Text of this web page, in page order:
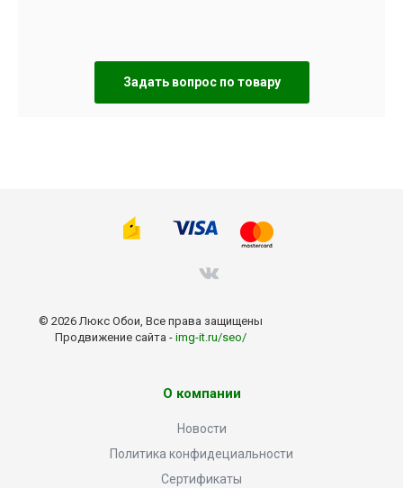
Задать вопрос по товару
© 2026 Люкс Обои, Все права защищены
Продвижение сайта - img-it.ru/seo/
О компании
Новости
Политика конфидециальности
Сертификаты